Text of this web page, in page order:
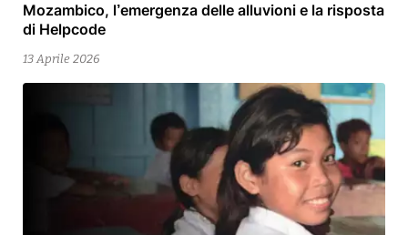
Mozambico, l’emergenza delle alluvioni e la risposta
di Helpcode
13 Aprile 2026
15
Aprile
2026